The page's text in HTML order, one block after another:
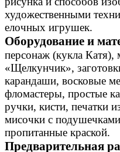
художественными
елочных игрушек.
Оборудование и
персонаж (кукла Катя),
«Щелкунчик»,
карандаши, восковые
фломастеры, простые
ручки, кисти, печатки
мисочки с
пропитанные краской.
Предварительная